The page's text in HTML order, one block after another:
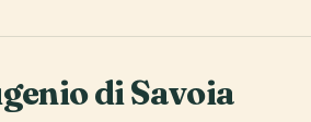
di Savoia